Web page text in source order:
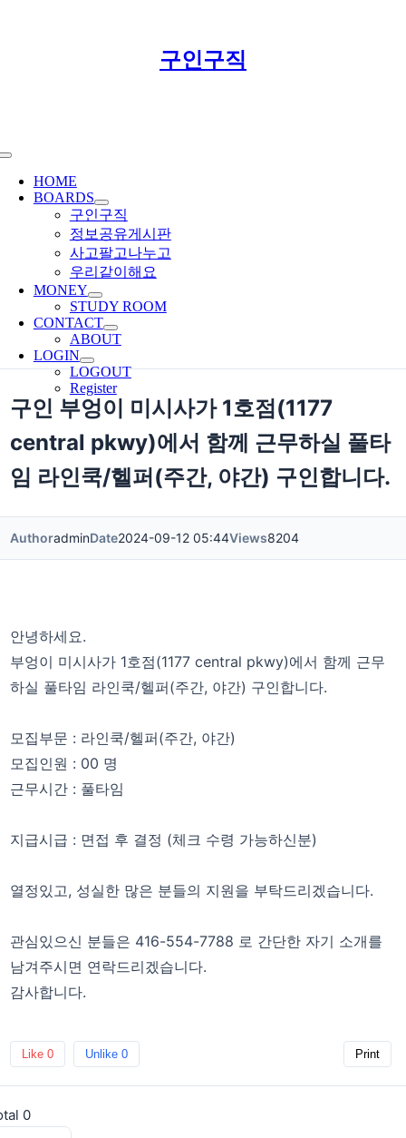
Toggle
Navigation
HOME
BOARDS
구인구직
정보공유게시판
사고팔고나누고
우리같이해요
MONEY
STUDY ROOM
CONTACT
ABOUT
LOGIN
LOGOUT
Register
구인구직
구인 부엉이 미시사가 1호점(1177
central pkwy)에서 함께 근무하실 풀타
임 라인쿡/헬퍼(주간, 야간) 구인합니다.
AuthoradminDate2024-09-12 05:44Views8204
안녕하세요.
부엉이 미시사가 1호점(1177 central pkwy)에서 함께 근무
하실 풀타임 라인쿡/헬퍼(주간, 야간) 구인합니다.
모집부문 : 라인쿡/헬퍼(주간, 야간)
모집인원 : 00 명
근무시간 : 풀타임
지급시급 : 면접 후 결정 (체크 수령 가능하신분)
열정있고, 성실한 많은 분들의 지원을 부탁드리겠습니다.
​관심있으신 분들은 416-554-7788 로 간단한 자기 소개를
남겨주시면 연락드리겠습니다.
감사합니다.
Like 0 Unlike 0 Print
0